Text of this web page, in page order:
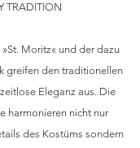
TRADITION
Moritz« und der dazu
greifen den traditionellen
Eleganz aus. Die
harmonieren nicht nur
des Kostüms sondern